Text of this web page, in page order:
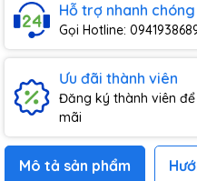
Hỗ trợ nhanh chóng
Gọi Hotline:
Ưu đãi thành viên
Đăng ký thành viên
mãi
Mô tả sản phẩm